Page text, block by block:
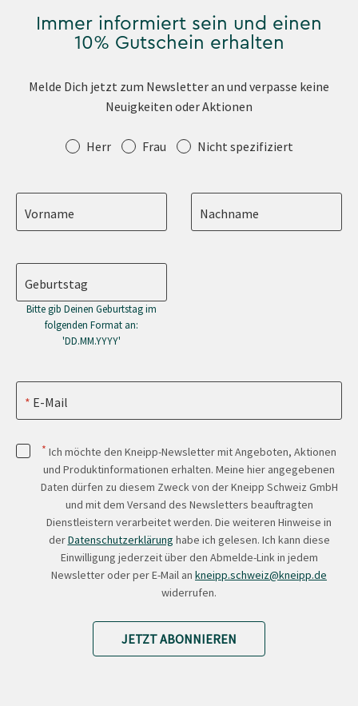
Immer informiert sein und einen
10% Gutschein erhalten
Melde Dich jetzt zum Newsletter an und verpasse keine
Neuigkeiten oder Aktionen
Anrede Herr Frau Nicht spezifiziert
Vorname Nachname
Geburtstag
Bitte gib Deinen Geburtstag im
folgenden Format an:
'DD.MM.YYYY'
E-Mail
* Ich möchte den Kneipp-Newsletter mit Angeboten, Aktionen
und Produktinformationen erhalten. Meine hier angegebenen
Daten dürfen zu diesem Zweck von der Kneipp Schweiz GmbH
und mit dem Versand des Newsletters beauftragten
Dienstleistern verarbeitet werden. Die weiteren Hinweise in
derDatenschutzerklärung habe ich gelesen. Ich kann diese
Einwilligung jederzeit über den Abmelde-Link in jedem
Newsletter oder per E-Mail an kneipp.schweiz@kneipp.de
widerrufen.
JETZT ABONNIEREN